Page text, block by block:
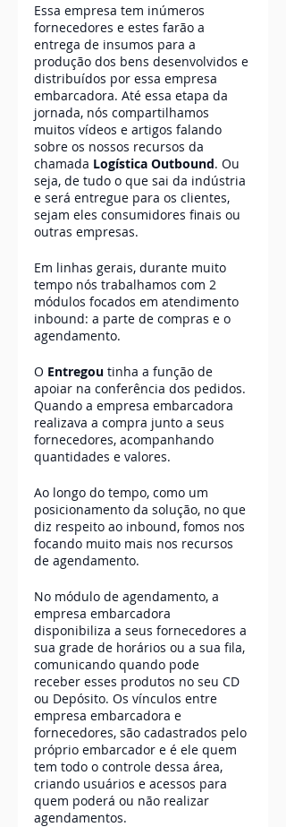
Essa empresa tem inúmeros
fornecedores e estes farão a
entrega de insumos para a
produção dos bens desenvolvidos e
distribuídos por essa empresa
embarcadora. Até essa etapa da
jornada, nós compartilhamos
muitos vídeos e artigos falando
sobre os nossos recursos da
chamada Logística Outbound. Ou
seja, de tudo o que sai da indústria
e será entregue para os clientes,
sejam eles consumidores finais ou
outras empresas.
Em linhas gerais, durante muito
tempo nós trabalhamos com 2
módulos focados em atendimento
inbound: a parte de compras e o
agendamento.
O Entregou tinha a função de
apoiar na conferência dos pedidos.
Quando a empresa embarcadora
realizava a compra junto a seus
fornecedores, acompanhando
quantidades e valores.
Ao longo do tempo, como um
posicionamento da solução, no que
diz respeito ao inbound, fomos nos
focando muito mais nos recursos
de agendamento.
No módulo de agendamento, a
empresa embarcadora
disponibiliza a seus fornecedores a
sua grade de horários ou a sua fila,
comunicando quando pode
receber esses produtos no seu CD
ou Depósito. Os vínculos entre
empresa embarcadora e
fornecedores, são cadastrados pelo
próprio embarcador e é ele quem
tem todo o controle dessa área,
criando usuários e acessos para
quem poderá ou não realizar
agendamentos.